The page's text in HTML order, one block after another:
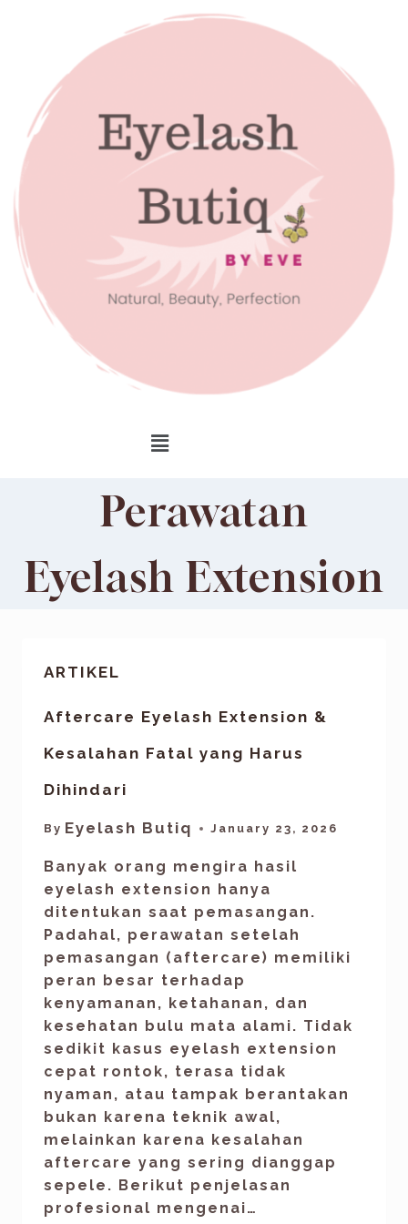
Perawatan
Eyelash Extension
ARTIKEL
Aftercare Eyelash Extension &
Kesalahan Fatal yang Harus
Dihindari
By Eyelash Butiq January 23, 2026
Banyak orang mengira hasil
eyelash extension hanya
ditentukan saat pemasangan.
Padahal, perawatan setelah
pemasangan (aftercare) memiliki
peran besar terhadap
kenyamanan, ketahanan, dan
kesehatan bulu mata alami. Tidak
sedikit kasus eyelash extension
cepat rontok, terasa tidak
nyaman, atau tampak berantakan
bukan karena teknik awal,
melainkan karena kesalahan
aftercare yang sering dianggap
sepele. Berikut penjelasan
profesional mengenai…